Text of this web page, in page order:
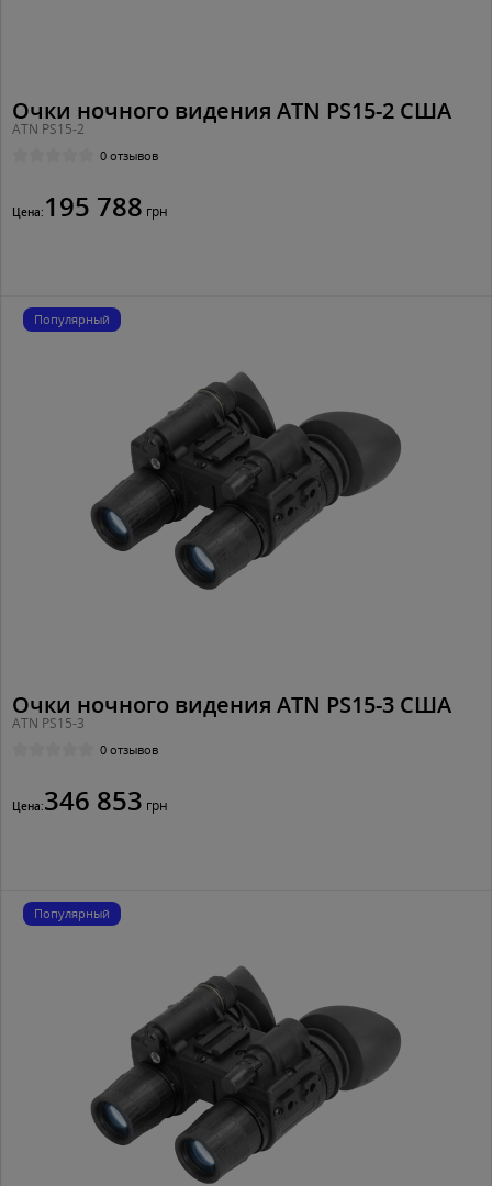
Очки ночного видения ATN PS15-2 США
ATN PS15-2
0 отзывов
Цена: 195 788 грн
Популярный
Очки ночного видения ATN PS15-3 США
ATN PS15-3
0 отзывов
Цена:346 853 грн
Популярный